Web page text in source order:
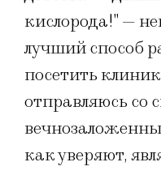
кислорода!" —
лучший способ
посетить
отправляюсь со
как уверяют,